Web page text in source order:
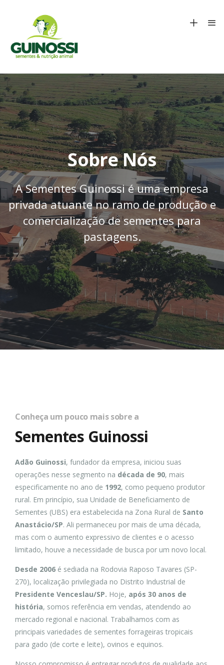
Sobre Nós
A Sementes Guinossi é uma empresa
privada atuante no ramo de produção e
comercialização de sementes para
pastagens.
Conheça um pouco mais sobre a
Sementes Guinossi
Adão Guinossi, fundador da empresa, iniciou suas
operações nesse segmento na década de 90, mais
especificamente no ano de 1992, como pequeno produtor
rural. Em princípio, sua Unidade de Beneficiamento de
Sementes (UBS) era estabelecida na Zona Rural de Santo
Anastácio/SP. Ali permaneceu por mais de uma década,
mas com o aumento expressivo de clientes e o acesso
limitado, houve a necessidade de busca por um novo local.
Desde 2006 é sediada na Rodovia Raposo Tavares (SP-
270), localização privilegiada no Distrito Industrial de
Presidente Venceslau/SP. Hoje, após 30 anos de
história, somos referência em vendas, atendendo ao
mercado regional e nacional. Trabalhamos com as
principais variedades de sementes forrageiras tropicais
para gado (de corte e leite), ovinos e equinos.